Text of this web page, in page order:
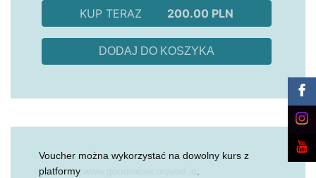
KUP TERAZ 200.00 PLN
DODAJ DO KOSZYKA
Voucher można wykorzystać na dowolny kurs z
platformy